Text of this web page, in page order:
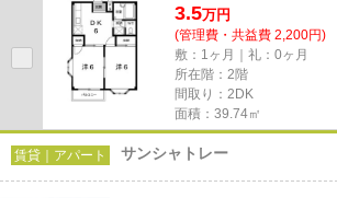
3.5万円
(管理費・共益費 2,200円)
敷：1ヶ月｜礼：0ヶ月
所在階：2階
間取り：2DK
面積：39.74㎡
賃貸｜アパート サンシャトレー